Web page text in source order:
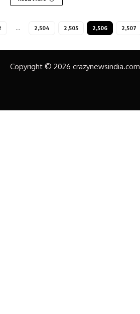
… 2,504 2,505 2,506 2,507
Copyright © 2026 crazynewsindia.com